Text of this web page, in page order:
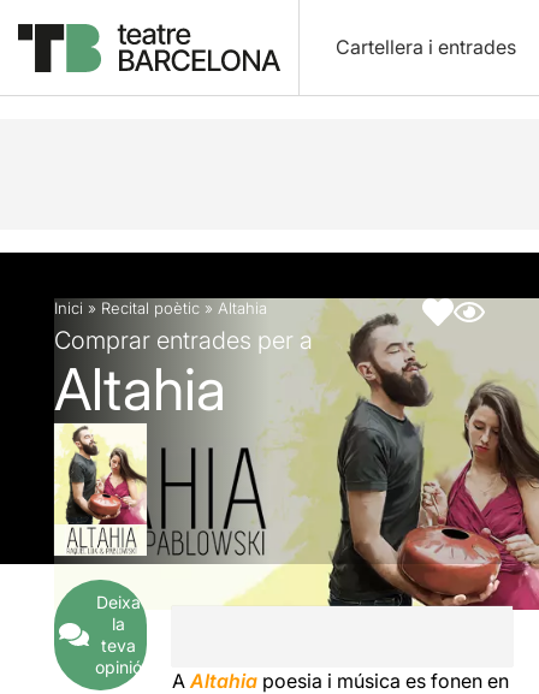
Cartellera i entrades
Descripció Fitxa artística
Inici » Recital poètic » Altahia
Comprar entrades per a
Altahia
Deixa
la
teva
opinió
AAltahia poesia i música es fonen en